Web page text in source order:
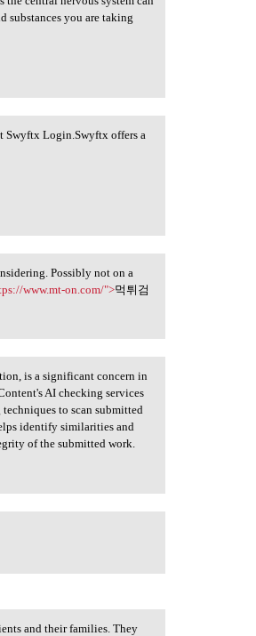
substances you are taking
Swyftx Login.Swyftx offers a
Possibly not on a
www.mt-on.com/">먹튀검
is a significant concern in
AI checking services
to scan submitted
identify similarities and
of the submitted work.
and their families. They